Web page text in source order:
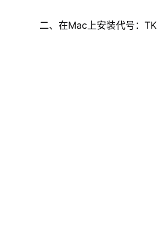
（macOS）（原MuMu模拟
二、在Mac上安装代号：TK